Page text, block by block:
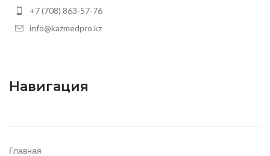
+7 (708) 863-57-76
info@kazmedpro.kz
Навигация
Главная